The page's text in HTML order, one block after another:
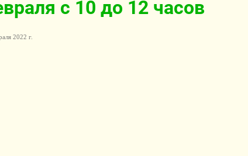
с 10 до 12 часов
2022 г.